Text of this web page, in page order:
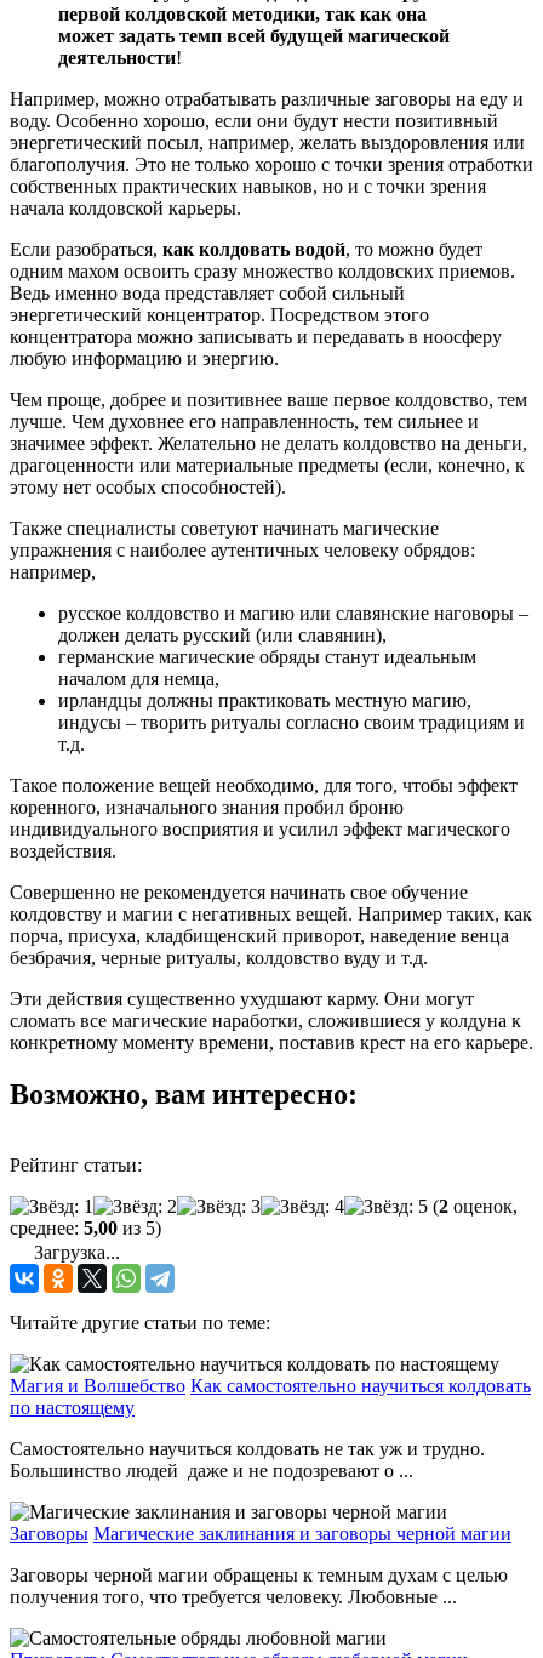
первой колдовской методики, так как она
может задать темп всей будущей магической
деятельности!
Например, можно отрабатывать различные заговоры на еду и
воду. Особенно хорошо, если они будут нести позитивный
энергетический посыл, например, желать выздоровления или
благополучия. Это не только хорошо с точки зрения отработки
собственных практических навыков, но и с точки зрения
начала колдовской карьеры.
Если разобраться, как колдовать водой, то можно будет
одним махом освоить сразу множество колдовских приемов.
Ведь именно вода представляет собой сильный
энергетический концентратор. Посредством этого
концентратора можно записывать и передавать в ноосферу
любую информацию и энергию.
Чем проще, добрее и позитивнее ваше первое колдовство, тем
лучше. Чем духовнее его направленность, тем сильнее и
значимее эффект. Желательно не делать колдовство на деньги,
драгоценности или материальные предметы (если, конечно, к
этому нет особых способностей).
Также специалисты советуют начинать магические
упражнения с наиболее аутентичных человеку обрядов:
например,
русское колдовство и магию или славянские наговоры –
должен делать русский (или славянин),
германские магические обряды станут идеальным
началом для немца,
ирландцы должны практиковать местную магию,
индусы – творить ритуалы согласно своим традициям и
т.д.
Такое положение вещей необходимо, для того, чтобы эффект
коренного, изначального знания пробил броню
индивидуального восприятия и усилил эффект магического
воздействия.
Совершенно не рекомендуется начинать свое обучение
колдовству и магии с негативных вещей. Например таких, как
порча, присуха, кладбищенский приворот, наведение венца
безбрачия, черные ритуалы, колдовство вуду и т.д.
Эти действия существенно ухудшают карму. Они могут
сломать все магические наработки, сложившиеся у колдуна к
конкретному моменту времени, поставив крест на его карьере.
Возможно, вам интересно:
Рейтинг статьи:
(2 оценок,
среднее: 5,00 из 5)
Загрузка...
Читайте другие статьи по теме:
Магия и Волшебство Как самостоятельно научиться колдовать
по настоящему
Самостоятельно научиться колдовать не так уж и трудно.
Большинство людей даже и не подозревают о ...
Заговоры Магические заклинания и заговоры черной магии
Заговоры черной магии обращены к темным духам с целью
получения того, что требуется человеку. Любовные ...